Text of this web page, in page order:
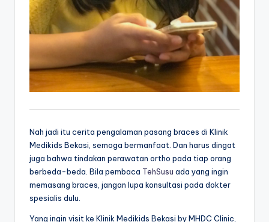
Nah jadi itu cerita pengalaman pasang braces di Klinik
Medikids Bekasi, semoga bermanfaat. Dan harus dingat
juga bahwa tindakan perawatan ortho pada tiap orang
berbeda-beda. Bila pembaca TehSusu ada yang ingin
memasang braces, jangan lupa konsultasi pada dokter
spesialis dulu.
Yang ingin visit ke Klinik Medikids Bekasi by MHDC Clinic,